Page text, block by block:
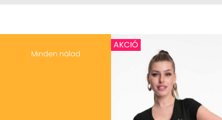
Minden nálad
AKCIÓ